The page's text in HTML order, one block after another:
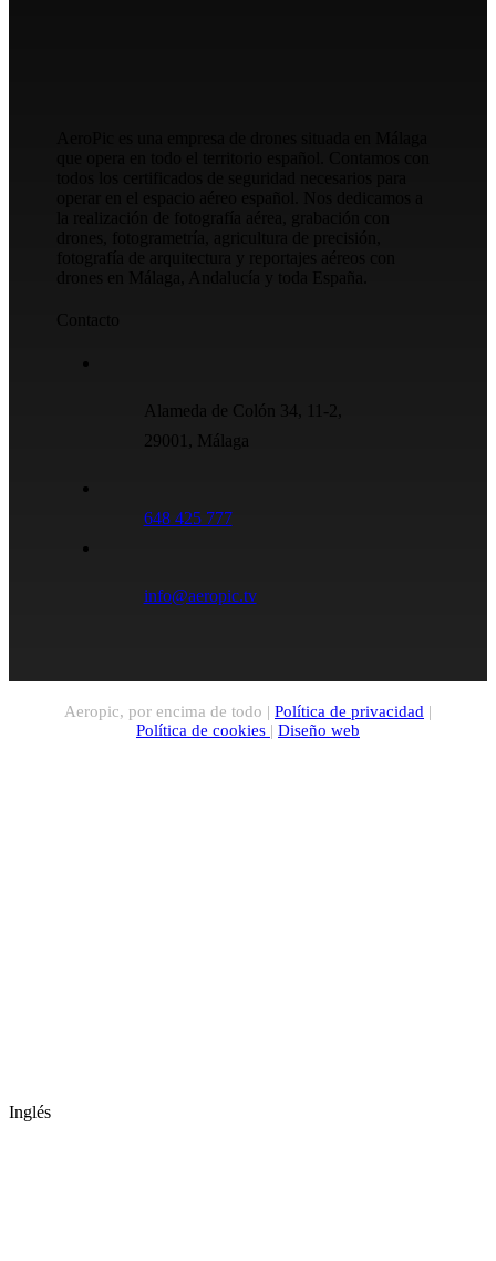
Alameda de Colón 34, 11-2,
29001, Málaga
648 425 777
info@aeropic.tv
Aeropic, por encima de todo | Política de privacidad |
Política de cookies | Diseño web
Inglés